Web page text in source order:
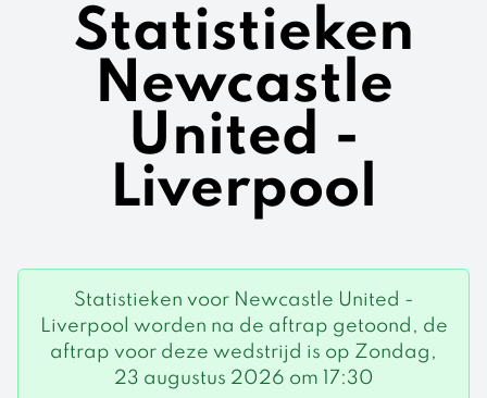
Statistieken
Newcastle
United -
Liverpool
Statistieken voor Newcastle United -
Liverpool worden na de aftrap getoond, de
aftrap voor deze wedstrijd is op Zondag,
23 augustus 2026 om 17:30